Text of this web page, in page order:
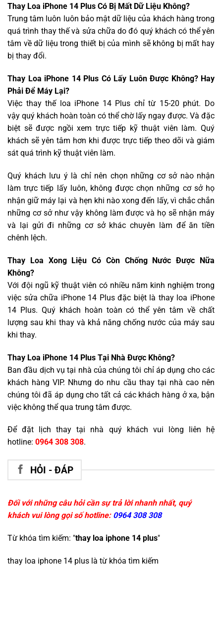
Thay Loa iPhone 14 Plus Có Bị Mất Dữ Liệu Không?
Trung tâm luôn luôn bảo mật dữ liệu của khách hàng trong
quá trình thay thế và sửa chữa do đó quý khách có thể yên
tâm về dữ liệu trong thiết bị của mình sẽ không bị mất hay
bị thay đổi.
Thay Loa iPhone 14 Plus Có Lấy Luôn Được Không? Hay
Phải Để Máy Lại?
Việc thay thế loa iPhone 14 Plus chỉ từ 15-20 phút. Do
vậy quý khách hoàn toàn có thể chờ lấy ngay được. Và đặc
biệt sẽ được ngồi xem trực tiếp kỹ thuật viên làm. Quý
khách sẽ yên tâm hơn khi được trực tiếp theo dõi và giám
sát quá trình kỹ thuật viên làm.
Quý khách lưu ý là chỉ nên chọn những cơ sở nào nhận
làm trực tiếp lấy luôn, không được chọn những cơ sở họ
nhận giữ máy lại và hẹn khi nào xong đến lấy, vì chắc chắn
những cơ sở như vậy không làm được và họ sẽ nhận máy
và lại gửi đi những cơ sở khác chuyên làm để ăn tiền
chênh lệch.
Thay Loa Xong Liệu Có Còn Chống Nước Được Nữa
Không?
Với đội ngũ kỹ thuật viên có nhiều năm kinh nghiệm trong
việc sửa chữa iPhone 14 Plus đặc biệt là thay loa iPhone
14 Plus. Quý khách hoàn toàn có thể yên tâm về chất
lượng sau khi thay và khả năng chống nước của máy sau
khi thay.
Thay Loa iPhone 14 Plus Tại Nhà Được Không?
Ban đầu dịch vụ tại nhà của chúng tôi chỉ áp dụng cho các
khách hàng VIP. Nhưng do nhu cầu thay tại nhà cao nên
chúng tôi đã áp dụng cho tất cả các khách hàng ở xa, bận
việc không thể qua trung tâm được.
Để đặt lịch thay tại nhà quý khách vui lòng liên hệ
hotline: 0964 308 308.
HỎI - ĐÁP
Đối với những câu hỏi cần sự trả lời nhanh nhất, quý
khách vui lòng gọi số hotline: 0964 308 308
Từ khóa tìm kiếm: "thay loa iphone 14 plus"
thay loa iphone 14 plus là từ khóa tìm kiếm